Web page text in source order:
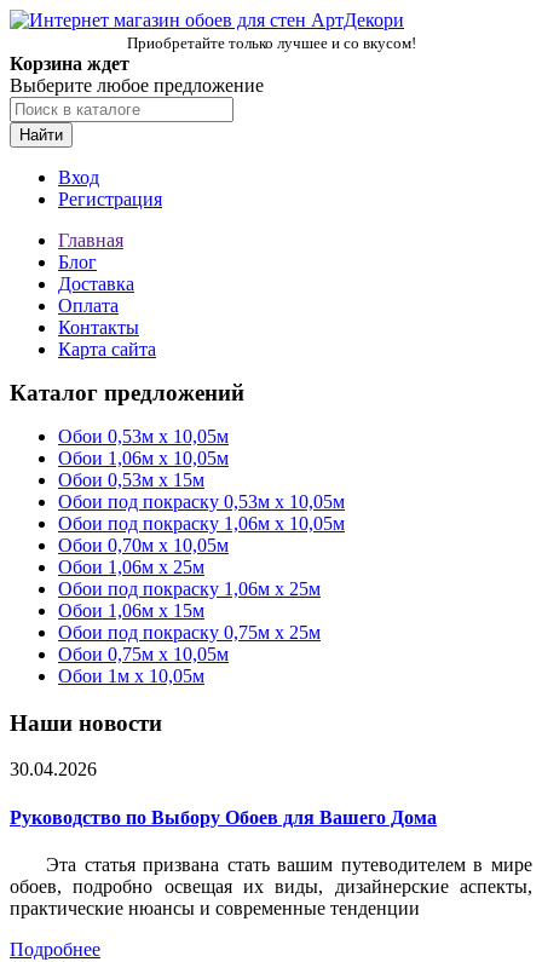
Приобретайте только лучшее и со вкусом!
Корзина ждет
Выберите любое предложение
Найти
Вход
Регистрация
Главная
Блог
Доставка
Оплата
Контакты
Карта сайта
Каталог предложений
Обои 0,53м x 10,05м
Обои 1,06м х 10,05м
Обои 0,53м x 15м
Обои под покраску 0,53м x 10,05м
Обои под покраску 1,06м х 10,05м
Обои 0,70м x 10,05м
Обои 1,06м x 25м
Обои под покраску 1,06м x 25м
Обои 1,06м x 15м
Обои под покраску 0,75м x 25м
Обои 0,75м x 10,05м
Обои 1м х 10,05м
Наши новости
30.04.2026
Руководство по Выбору Обоев для Вашего Дома
Эта статья призвана стать вашим путеводителем в мире
обоев, подробно освещая их виды, дизайнерские аспекты,
практические нюансы и современные тенденции
Подробнее